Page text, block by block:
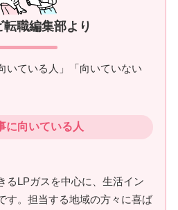
転職編集部より
いている人」「向いていない
に向いている人
るLPガスを中心に、生活イン
す。担当する地域の方々に喜ば